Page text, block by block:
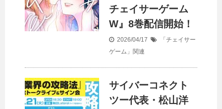
チェイサーゲーム
W』8巻配信開始！
2026/04/17
「チェイサー
ゲーム」関連
サイバーコネクト
ツー代表・松山洋